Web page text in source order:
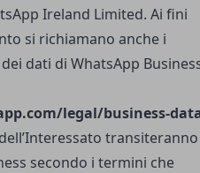
Ireland Limited. Ai fini
si richiamano anche i
dati di WhatsApp
legal/business-
transiteranno
secondo i termini che